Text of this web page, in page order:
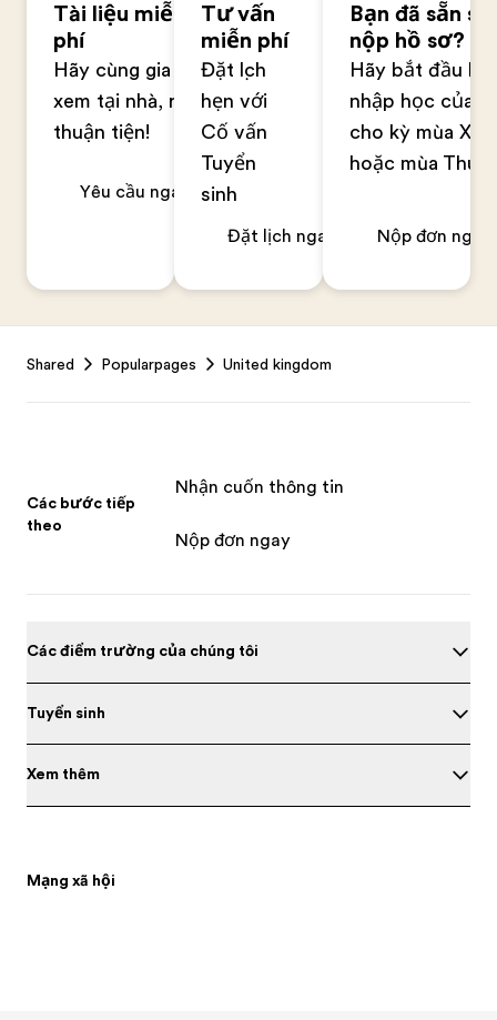
Tài liệu miễn
phí
Hãy cùng gia đình
xem tại nhà, rất
thuận tiện!
Yêu cầu ngay
Tư vấn
miễn phí
Đặt lịch
hẹn với
Cố vấn
Tuyển
sinh
Đặt lịch ngay
Bạn đã sẵn
nộp hồ sơ?
Hãy bắt đầu hồ
nhập học của
cho kỳ mùa
hoặc mùa Thu
Nộp đơn ngay
Shared Popularpages United kingdom
Các bước tiếp
theo
Nhận cuốn thông tin
Nộp đơn ngay
Các điểm trường của chúng tôi
Tuyển sinh
Xem thêm
Mạng xã hội